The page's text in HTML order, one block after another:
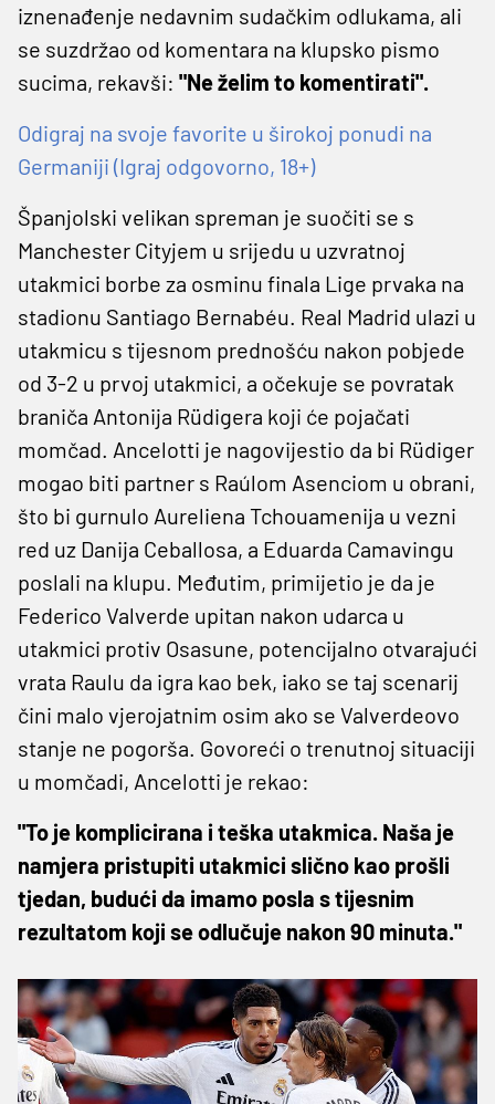
iznenađenje nedavnim sudačkim odlukama, ali
se suzdržao od komentara na klupsko pismo
sucima, rekavši: "Ne želim to komentirati".
Odigraj na svoje favorite u širokoj ponudi na
Germaniji (Igraj odgovorno, 18+)
Španjolski velikan spreman je suočiti se s
Manchester Cityjem u srijedu u uzvratnoj
utakmici borbe za osminu finala Lige prvaka na
stadionu Santiago Bernabéu. Real Madrid ulazi u
utakmicu s tijesnom prednošću nakon pobjede
od 3-2 u prvoj utakmici, a očekuje se povratak
braniča Antonija Rüdigera koji će pojačati
momčad. Ancelotti je nagovijestio da bi Rüdiger
mogao biti partner s Raúlom Asenciom u obrani,
što bi gurnulo Aureliena Tchouamenija u vezni
red uz Danija Ceballosa, a Eduarda Camavingu
poslali na klupu. Međutim, primijetio je da je
Federico Valverde upitan nakon udarca u
utakmici protiv Osasune, potencijalno otvarajući
vrata Raulu da igra kao bek, iako se taj scenarij
čini malo vjerojatnim osim ako se Valverdeovo
stanje ne pogorša. Govoreći o trenutnoj situaciji
u momčadi, Ancelotti je rekao:
"To je komplicirana i teška utakmica. Naša je
namjera pristupiti utakmici slično kao prošli
tjedan, budući da imamo posla s tijesnim
rezultatom koji se odlučuje nakon 90 minuta."